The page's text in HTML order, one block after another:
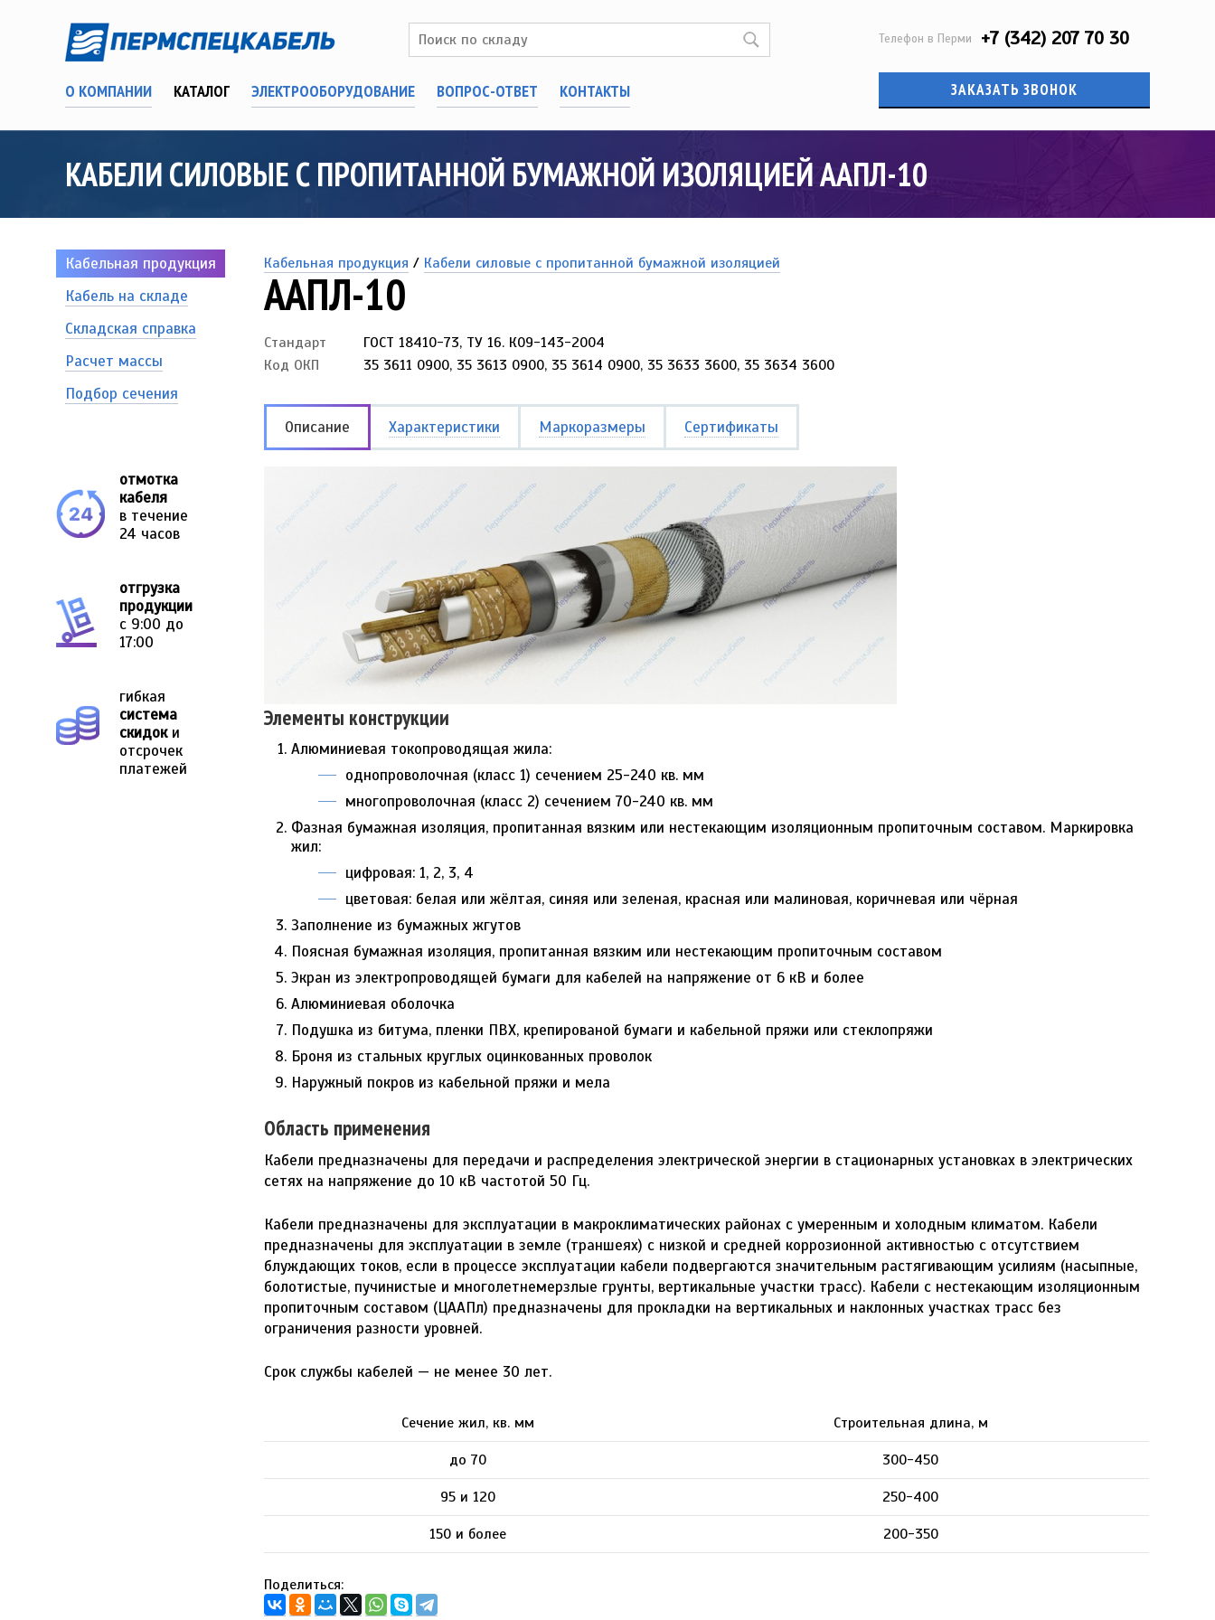
О КОМПАНИИ КАТАЛОГ ЭЛЕКТРООБОРУДОВАНИЕ ВОПРОС-ОТВЕТ КОНТАКТЫ
Телефон в Перми +7 (342) 207 70 30
ЗАКАЗАТЬ ЗВОНОК
КАБЕЛИ СИЛОВЫЕ С ПРОПИТАННОЙ БУМАЖНОЙ ИЗОЛЯЦИЕЙ ААПЛ-10
Кабельная продукция
Кабель на складе
Складская справка
Расчет массы
Подбор сечения
отмотка
кабеля
в течение
24 часов
отгрузка
продукции
с 9:00 до
17:00
гибкая
система
скидоки
отсрочек
платежей
Кабельная продукция / Кабели силовые с пропитанной бумажной изоляцией
ААПЛ-10
Стандарт
ГОСТ 18410-73, ТУ 16. К09-143-2004
Код ОКП
35 3611 0900, 35 3613 0900, 35 3614 0900, 35 3633 3600, 35 3634 3600
Описание Характеристики Маркоразмеры Сертификаты
Элементы конструкции
Алюминиевая токопроводящая жила:
однопроволочная (класс 1) сечением 25-240 кв. мм
многопроволочная (класс 2) сечением 70-240 кв. мм
Фазная бумажная изоляция, пропитанная вязким или нестекающим изоляционным пропиточным составом. Маркировка
жил:
цифровая: 1, 2, 3, 4
цветовая: белая или жёлтая, синяя или зеленая, красная или малиновая, коричневая или чёрная
Заполнение из бумажных жгутов
Поясная бумажная изоляция, пропитанная вязким или нестекающим пропиточным составом
Экран из электропроводящей бумаги для кабелей на напряжение от 6 кВ и более
Алюминиевая оболочка
Подушка из битума, пленки ПВХ, крепированой бумаги и кабельной пряжи или стеклопряжи
Броня из стальных круглых оцинкованных проволок
Наружный покров из кабельной пряжи и мела
Область применения
Кабели предназначены для передачи и распределения электрической энергии в стационарных установках в электрических
сетях на напряжение до 10 кВ частотой 50 Гц.
Кабели предназначены для эксплуатации в макроклиматических районах с умеренным и холодным климатом. Кабели
предназначены для эксплуатации в земле (траншеях) с низкой и средней коррозионной активностью с отсутствием
блуждающих токов, если в процессе эксплуатации кабели подвергаются значительным растягивающим усилиям (насыпные,
болотистые, пучинистые и многолетнемерзлые грунты, вертикальные участки трасс). Кабели с нестекающим изоляционным
пропиточным составом (ЦААПл) предназначены для прокладки на вертикальных и наклонных участках трасс без
ограничения разности уровней.
Срок службы кабелей — не менее 30 лет.
Сечение жил, кв. мм Строительная длина, м
до 70 300-450
95 и 120 250-400
150 и более 200-350
Поделиться: